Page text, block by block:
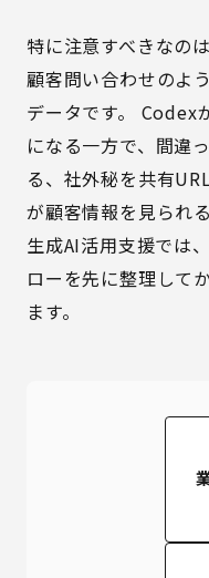
特に注意すべきなの
顧客問い合わせのよ
データです。 Codex
になる一方で、間違
る、社外秘を共有
が顧客情報を見られ
生成AI活用支援では
ローを先に整理して
ます。